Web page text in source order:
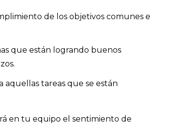
de los objetivos comunes e
que están logrando buenos
aquellas tareas que se están
en tu equipo el sentimiento de